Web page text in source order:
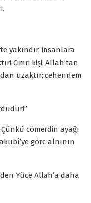
yakındır, insanlara
Cimri kişi, Allah’tan
uzaktır; cehennem
cömerdin ayağı
göre alnının
Yüce Allah’a daha